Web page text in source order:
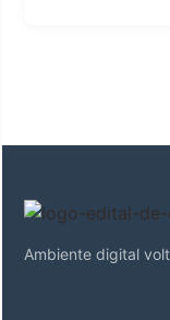
Ambiente digital